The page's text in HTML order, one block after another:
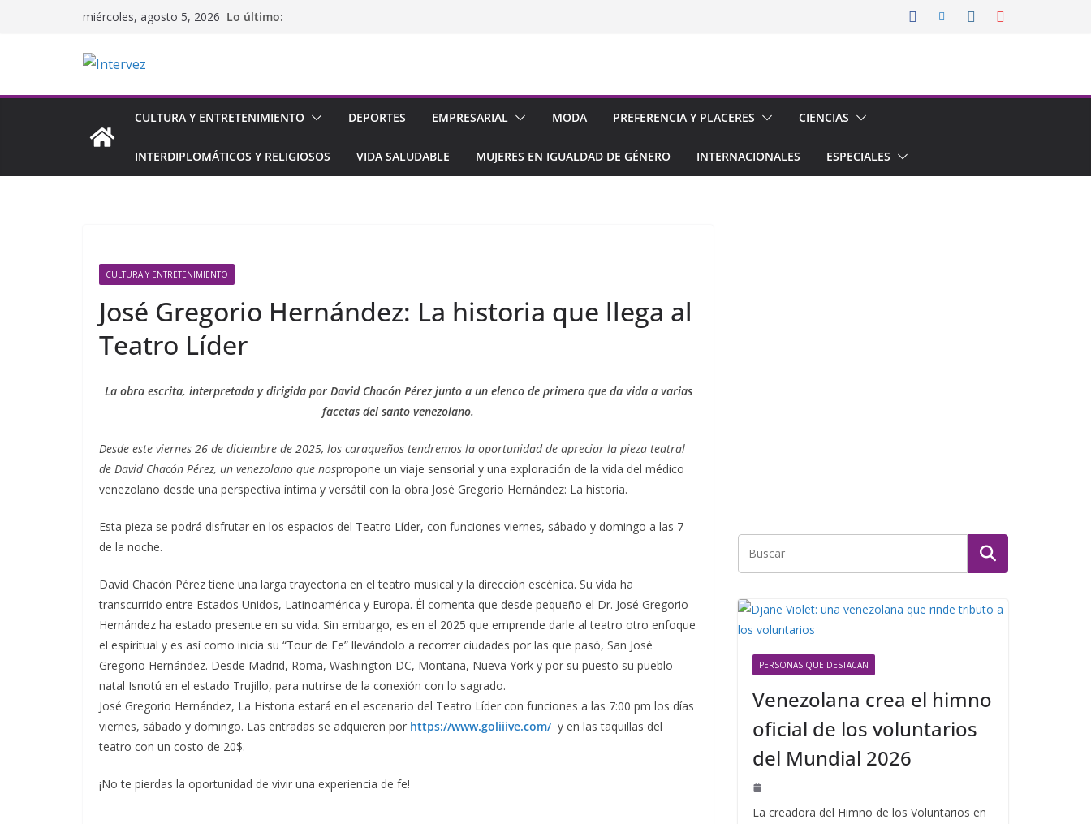
miércoles, agosto 5, 2026 Lo último:
CULTURA Y ENTRETENIMIENTO DEPORTES EMPRESARIAL MODA PREFERENCIA Y PLACERES CIENCIAS
INTERDIPLOMÁTICOS Y RELIGIOSOS VIDA SALUDABLE MUJERES EN IGUALDAD DE GÉNERO INTERNACIONALES ESPECIALES
CULTURA Y ENTRETENIMIENTO
José Gregorio Hernández: La historia que llega al
Teatro Líder
La obra escrita, interpretada y dirigida por David Chacón Pérez junto a un elenco de primera que da vida a varias
facetas del santo venezolano.
Desde este viernes 26 de diciembre de 2025, los caraqueños tendremos la oportunidad de apreciar la pieza teatral
de David Chacón Pérez, un venezolano que nospropone un viaje sensorial y una exploración de la vida del médico
venezolano desde una perspectiva íntima y versátil con la obra José Gregorio Hernández: La historia.
Esta pieza se podrá disfrutar en los espacios del Teatro Líder, con funciones viernes, sábado y domingo a las 7
de la noche.
David Chacón Pérez tiene una larga trayectoria en el teatro musical y la dirección escénica. Su vida ha
transcurrido entre Estados Unidos, Latinoamérica y Europa. Él comenta que desde pequeño el Dr. José Gregorio
Hernández ha estado presente en su vida. Sin embargo, es en el 2025 que emprende darle al teatro otro enfoque
el espiritual y es así como inicia su “Tour de Fe” llevándolo a recorrer ciudades por las que pasó, San José
Gregorio Hernández. Desde Madrid, Roma, Washington DC, Montana, Nueva York y por su puesto su pueblo
natal Isnotú en el estado Trujillo, para nutrirse de la conexión con lo sagrado.
José Gregorio Hernández, La Historia estará en el escenario del Teatro Líder con funciones a las 7:00 pm los días
viernes, sábado y domingo. Las entradas se adquieren por https://www.goliiive.com/y en las taquillas del
teatro con un costo de 20$.
¡No te pierdas la oportunidad de vivir una experiencia de fe!
PERSONAS QUE DESTACAN
Venezolana crea el himno
oficial de los voluntarios
del Mundial 2026
La creadora del Himno de los Voluntarios en